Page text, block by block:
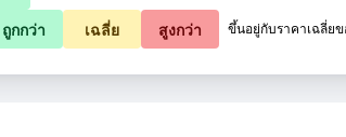
ถูกกว่า เฉลี่ย สูงกว่า ขึ้นอยู่กับราคาเฉลี่ยข